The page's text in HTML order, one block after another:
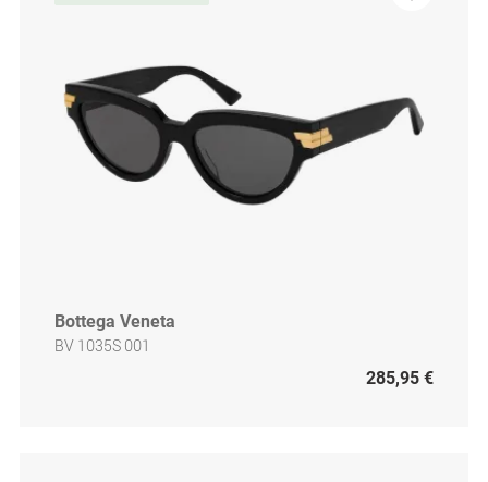
Bottega Veneta
BV 1035S 001
285,95 €